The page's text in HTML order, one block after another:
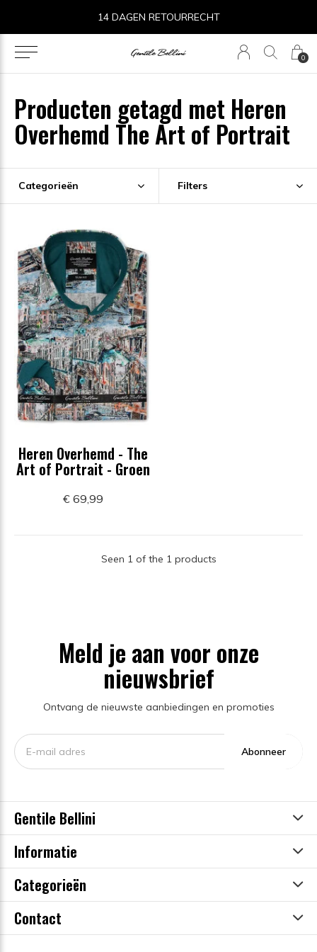
0
14 DAGEN RETOURRECHT
Producten getagd met Heren
Overhemd The Art of Portrait
Categorieën Filters
Heren Overhemd - The
Art of Portrait - Groen
€ 69,99
Seen 1 of the 1 products
Meld je aan voor onze
nieuwsbrief
Ontvang de nieuwste aanbiedingen en promoties
Abonneer
Gentile Bellini
Informatie
Categorieën
Contact